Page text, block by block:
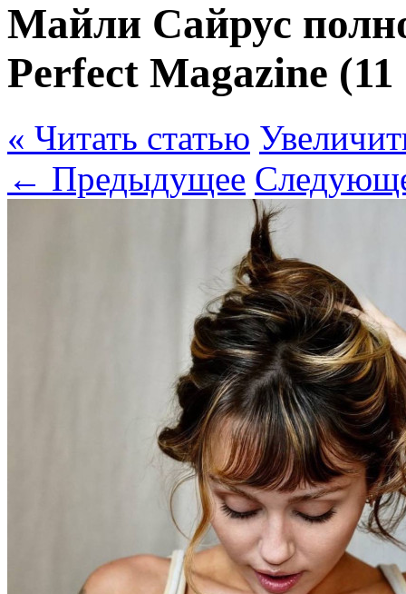
Майли Сайрус
Perfect Magazine
« Читать статью
← Предыдущее